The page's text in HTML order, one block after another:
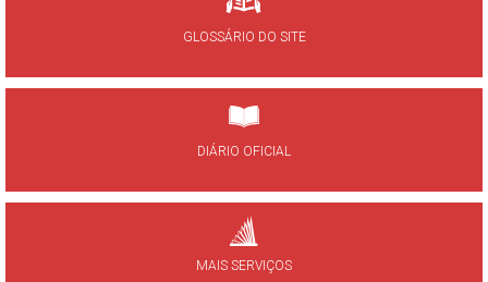
GLOSSÁRIO DO SITE
DIÁRIO OFICIAL
MAIS SERVIÇOS